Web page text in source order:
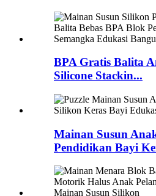
BPA Gratis Balita
Silicone Stackin...
Mainan Susun
Pendidikan Bayi